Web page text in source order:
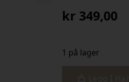
kr 349,00
1 på lager